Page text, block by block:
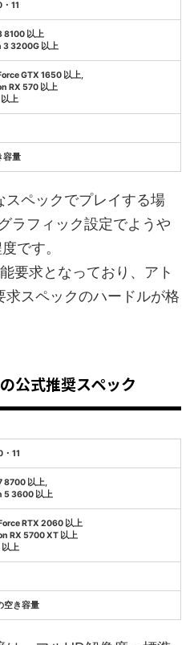
11
8100 以上
3 3200G 以上
GTX 1650 以上,
RX 570 以上
上
容量
ペックでプレイする場
ラフィック設定でようや
です。
要求となっており、アト
求スペックのハードルが格
公式推奨スペック
11
8700 以上,
5 3600 以上
RTX 2060 以上
RX 5700 XT 以上
以上
空き容量